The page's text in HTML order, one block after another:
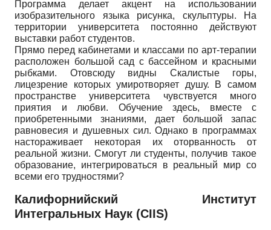
Программа делает акцент на использовании
изобразительного языка рисунка, скульптуры. На
территории университета постоянно действуют
выставки работ студентов.
Прямо перед кабинетами и классами по арт-терапии
расположен большой сад с бассейном и красными
рыбками. Отовсюду видны Скалистые горы,
лицезрение которых умиротворяет душу. В самом
пространстве университета чувствуется много
приятия и любви. Обучение здесь, вместе с
приобретенными знаниями, дает большой запас
равновесия и душевных сил. Однако в программах
настораживает некоторая их оторванность от
реальной жизни. Смогут ли студенты, получив такое
образование, интегрироваться в реальный мир со
всеми его трудностями?
Калифорнийский Институт
Интегральных Наук (CIIS)